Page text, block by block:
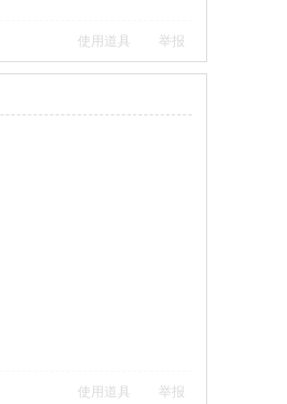
使用道具 举报
使用道具 举报